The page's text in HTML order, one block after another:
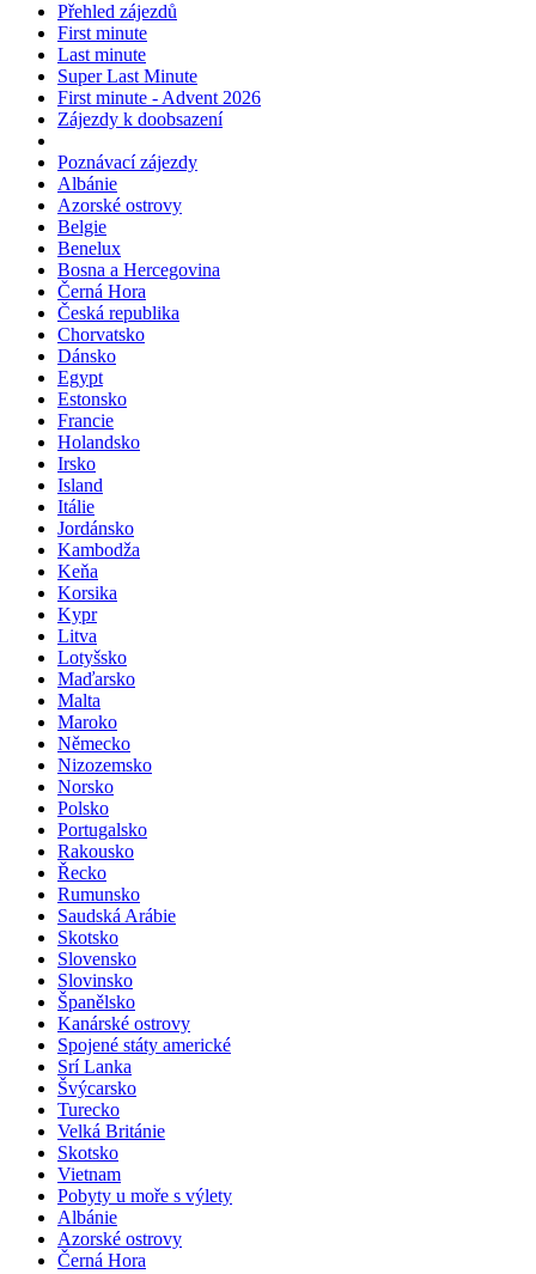
Přehled zájezdů
First minute
Last minute
Super Last Minute
First minute - Advent 2026
Zájezdy k doobsazení
Poznávací zájezdy
Albánie
Azorské ostrovy
Belgie
Benelux
Bosna a Hercegovina
Černá Hora
Česká republika
Chorvatsko
Dánsko
Egypt
Estonsko
Francie
Holandsko
Irsko
Island
Itálie
Jordánsko
Kambodža
Keňa
Korsika
Kypr
Litva
Lotyšsko
Maďarsko
Malta
Maroko
Německo
Nizozemsko
Norsko
Polsko
Portugalsko
Rakousko
Řecko
Rumunsko
Saudská Arábie
Skotsko
Slovensko
Slovinsko
Španělsko
Kanárské ostrovy
Spojené státy americké
Srí Lanka
Švýcarsko
Turecko
Velká Británie
Skotsko
Vietnam
Pobyty u moře s výlety
Albánie
Azorské ostrovy
Černá Hora